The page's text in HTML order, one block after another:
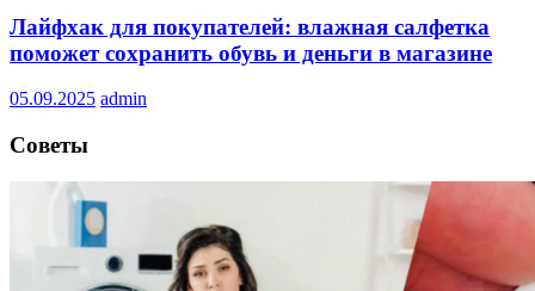
Лайфхак для покупателей: влажная салфетка
поможет сохранить обувь и деньги в магазине
05.09.2025 admin
Советы